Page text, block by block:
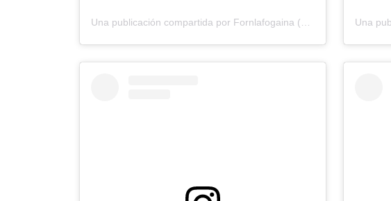
Una publicación compartida por Fornlafogaina (@fornlafogaina)